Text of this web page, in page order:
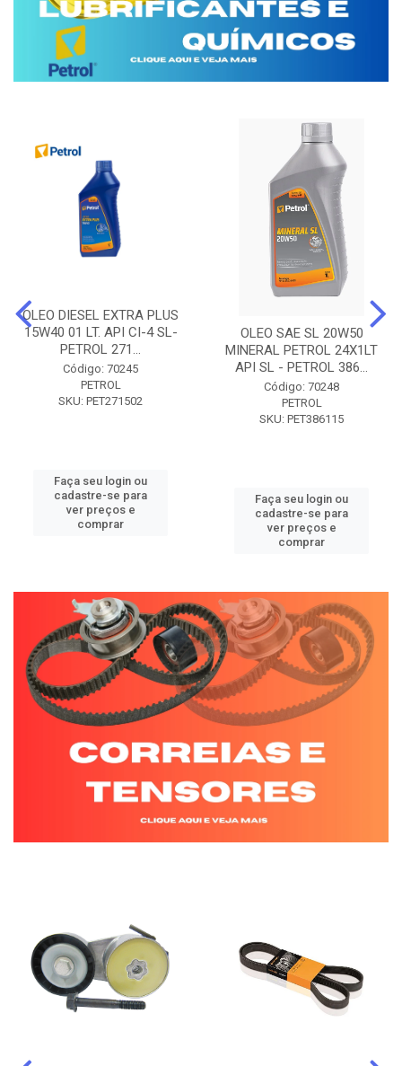
OLEO DIESEL EXTRA PLUS
15W40 01 LT. API CI-4 SL-
PETROL 271...
Código: 70245
PETROL
SKU: PET271502
Faça seu login ou
cadastre-se para
ver preços e
comprar
OLEO SAE SL 20W50
MINERAL PETROL 24X1LT
API SL - PETROL 386...
Código: 70248
PETROL
SKU: PET386115
Faça seu login ou
cadastre-se para
ver preços e
comprar